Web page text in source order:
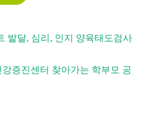
발달, 심리, 인지 양육태도검사
증진센터 찾아가는 학부모 공